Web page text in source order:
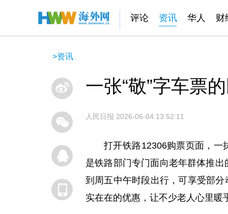
评论 资讯 华人 财
>资讯
一张“敬”字车票
人民日报 2026-06-04 13:52:11
打开铁路12306购票页面，
是铁路部门专门面向老年群体推
到周五中午时段出行，可享受部
实在在的优惠，让不少老人心里暖